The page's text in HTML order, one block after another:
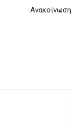
Ανακοίνωση